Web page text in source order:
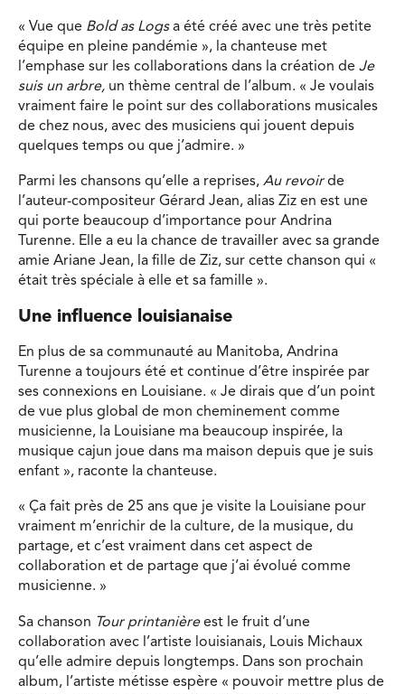
« Vue que Bold as Logsa été créé avec une très petite
équipe en pleine pandémie », la chanteuse met
l’emphase sur les collaborations dans la création de Je
suis un arbre, un thème central de l’album. « Je voulais
vraiment faire le point sur des collaborations musicales
de chez nous, avec des musiciens qui jouent depuis
quelques temps ou que j’admire. »
Parmi les chansons qu’elle a reprises, Au revoirde
l’auteur-compositeur Gérard Jean, alias Ziz en est une
qui porte beaucoup d’importance pour Andrina
Turenne. Elle a eu la chance de travailler avec sa grande
amie Ariane Jean, la fille de Ziz, sur cette chanson qui «
était très spéciale à elle et sa famille ».
Une influence louisianaise
En plus de sa communauté au Manitoba, Andrina
Turenne a toujours été et continue d’être inspirée par
ses connexions en Louisiane. « Je dirais que d’un point
de vue plus global de mon cheminement comme
musicienne, la Louisiane ma beaucoup inspirée, la
musique cajun joue dans ma maison depuis que je suis
enfant », raconte la chanteuse.
« Ça fait près de 25 ans que je visite la Louisiane pour
vraiment m’enrichir de la culture, de la musique, du
partage, et c’est vraiment dans cet aspect de
collaboration et de partage que j’ai évolué comme
musicienne. »
Sa chanson Tour printanièreest le fruit d’une
collaboration avec l’artiste louisianais, Louis Michaux
qu’elle admire depuis longtemps. Dans son prochain
album, l’artiste métisse espère « pouvoir mettre plus de